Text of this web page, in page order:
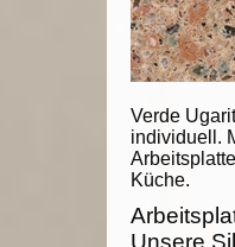
Verde
individuell.
Küche.
Unsere